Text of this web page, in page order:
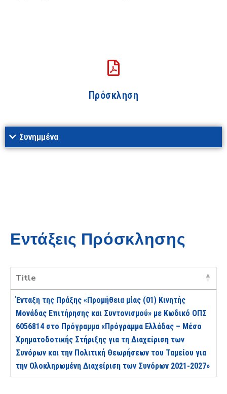
Πρόσκληση
Συνημμένα
Εντάξεις Πρόσκλησης
Title
Ένταξη της Πράξης «Προμήθεια μίας (01) Κινητής
Μονάδας Επιτήρησης και Συντονισμού» με Κωδικό ΟΠΣ
6056814 στο Πρόγραμμα «Πρόγραμμα Ελλάδας – Μέσο
Χρηματοδοτικής Στήριξης για τη Διαχείριση των
Συνόρων και την Πολιτική Θεωρήσεων του Ταμείου για
την Ολοκληρωμένη Διαχείριση των Συνόρων 2021-2027»